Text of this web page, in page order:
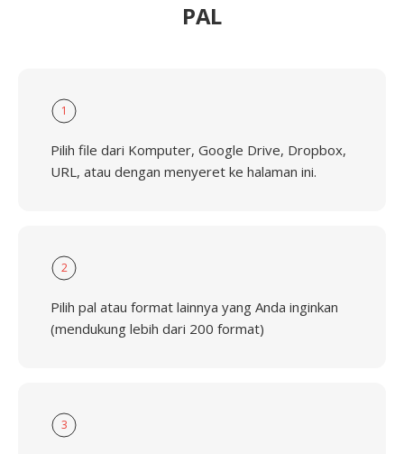
PAL
1
Pilih file dari Komputer, Google Drive, Dropbox,
URL, atau dengan menyeret ke halaman ini.
2
Pilih pal atau format lainnya yang Anda inginkan
(mendukung lebih dari 200 format)
3